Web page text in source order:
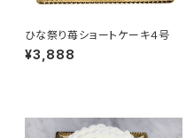
ひな祭り苺ショートケーキ４号
¥3,888